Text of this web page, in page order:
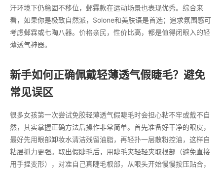
汗环境下仍稳固不移位，邺霖款在运动场景也表现优秀。综合来
看，如果你是极致自然派，Solone和美肤语是首选；追求氛围感可
考虑邺霖或七陶八器。价格亲民，性价比高，都是值得闭眼入的轻
薄透气神器。
新手如何正确佩戴轻薄透气假睫毛？避免
常见误区
很多女孩第一次尝试免胶轻薄透气假睫毛时会担心粘不牢或戴不自
然，其实掌握正确方法后操作非常简单。首先准备好干净的眼皮，
最好先用眼部卸妆水清洁残留油脂，再轻扑一层散粉控油，这样自
粘层抓力更强。取出假睫毛后，用睫毛夹轻轻夹取根部（避免直接
用手捏变形），对准自己真睫毛根部，从眼头开始慢慢按压贴合，